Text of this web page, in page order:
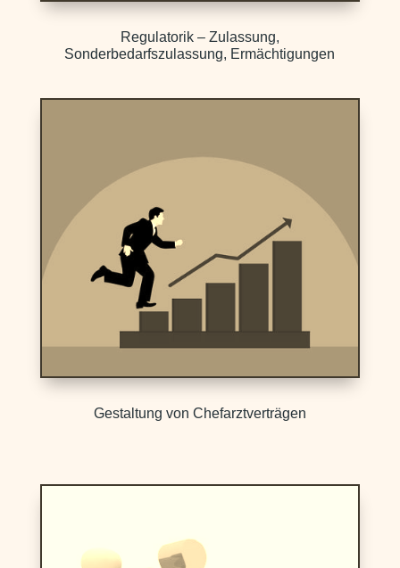
Regulatorik – Zulassung,
Sonderbedarfszulassung, Ermächtigungen
Gestaltung von Chefarztverträgen